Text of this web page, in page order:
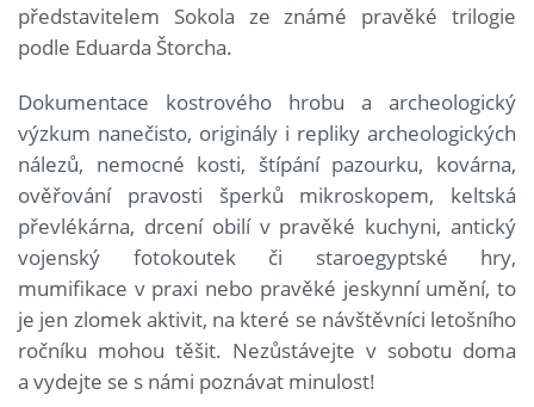
představitelem Sokola ze známé pravěké trilogie
podle Eduarda Štorcha.
Dokumentace kostrového hrobu a archeologický
výzkum nanečisto, originály i repliky archeologických
nálezů, nemocné kosti, štípání pazourku, kovárna,
ověřování pravosti šperků mikroskopem, keltská
převlékárna, drcení obilí v pravěké kuchyni, antický
vojenský fotokoutek či staroegyptské hry,
mumifikace v praxi nebo pravěké jeskynní umění, to
je jen zlomek aktivit, na které se návštěvníci letošního
ročníku mohou těšit. Nezůstávejte v sobotu doma
a vydejte se s námi poznávat minulost!